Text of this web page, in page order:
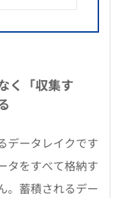
く「収集す
データレイクです
タをすべて格納す
。蓄積されるデー